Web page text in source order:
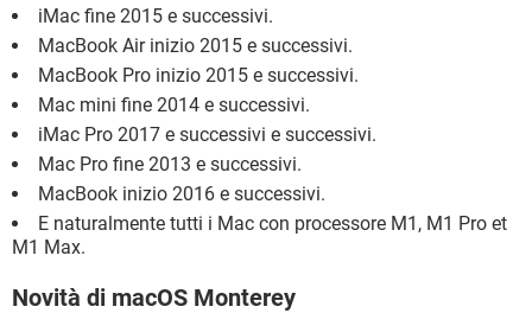
iMac fine 2015 e successivi.
MacBook Air inizio 2015 e successivi.
MacBook Pro inizio 2015 e successivi.
Mac mini fine 2014 e successivi.
iMac Pro 2017 e successivi e successivi.
Mac Pro fine 2013 e successivi.
MacBook inizio 2016 e successivi.
E naturalmente tutti i Mac con processore M1, M1 Pro et
M1 Max.
Novità di macOS Monterey